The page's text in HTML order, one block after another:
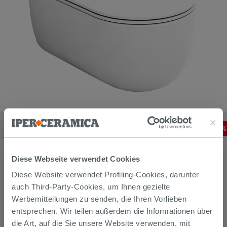
Diese Webseite verwendet Cookies
Diese Website verwendet Profiling-Cookies, darunter
auch Third-Party-Cookies, um Ihnen gezielte
Werbemitteilungen zu senden, die Ihren Vorlieben
entsprechen. Wir teilen außerdem die Informationen über
die Art, auf die Sie unsere Website verwenden, mit
Hänge-WC Solana spülrandlos 52x36 cm Weiß glänzend
188,23€ 30,00%